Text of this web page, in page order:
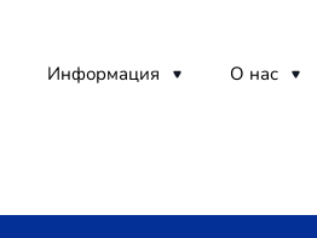
Информация О нас